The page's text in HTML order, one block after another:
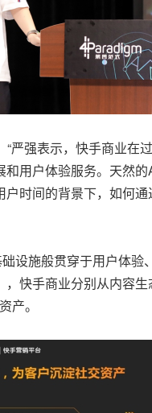
强表示，快手商业在
用户体验服务。天然
时间的背景下，如何
施般贯穿于用户体验
快手商业分别从内容
产。